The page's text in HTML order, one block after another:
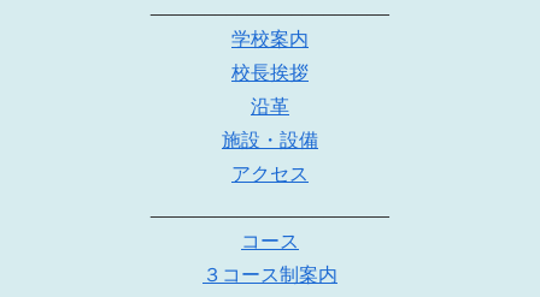
学校案内
校長挨拶
沿革
施設・設備
アクセス
コース
３コース制案内